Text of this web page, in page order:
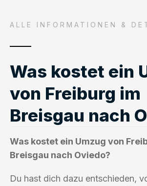
ALLE INFORMATIONEN &
Was kostet ein
von Freiburg im
Breisgau nach
Was kostet ein Umzug von
Breisgau nach Oviedo?
Du hast dich dazu entschieden,